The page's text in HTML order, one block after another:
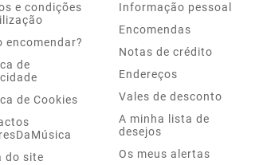
e condições
encomendar?
de
de Cookies
do site
Informação pessoal
Encomendas
Notas de crédito
Endereços
Vales de desconto
A minha lista de
desejos
Os meus alertas